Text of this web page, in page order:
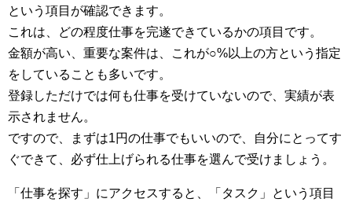
という項目が確認できます。
これは、どの程度仕事を完遂できているかの項目です。
金額が高い、重要な案件は、これが○%以上の方という指定
をしていることも多いです。
登録しただけでは何も仕事を受けていないので、実績が表
示されません。
ですので、まずは1円の仕事でもいいので、自分にとってす
ぐできて、必ず仕上げられる仕事を選んで受けましょう。
「仕事を探す」にアクセスすると、「タスク」という項目